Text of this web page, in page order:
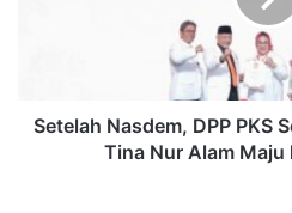
Setelah Nasdem, DPP PKS
Tina Nur Alam Maju